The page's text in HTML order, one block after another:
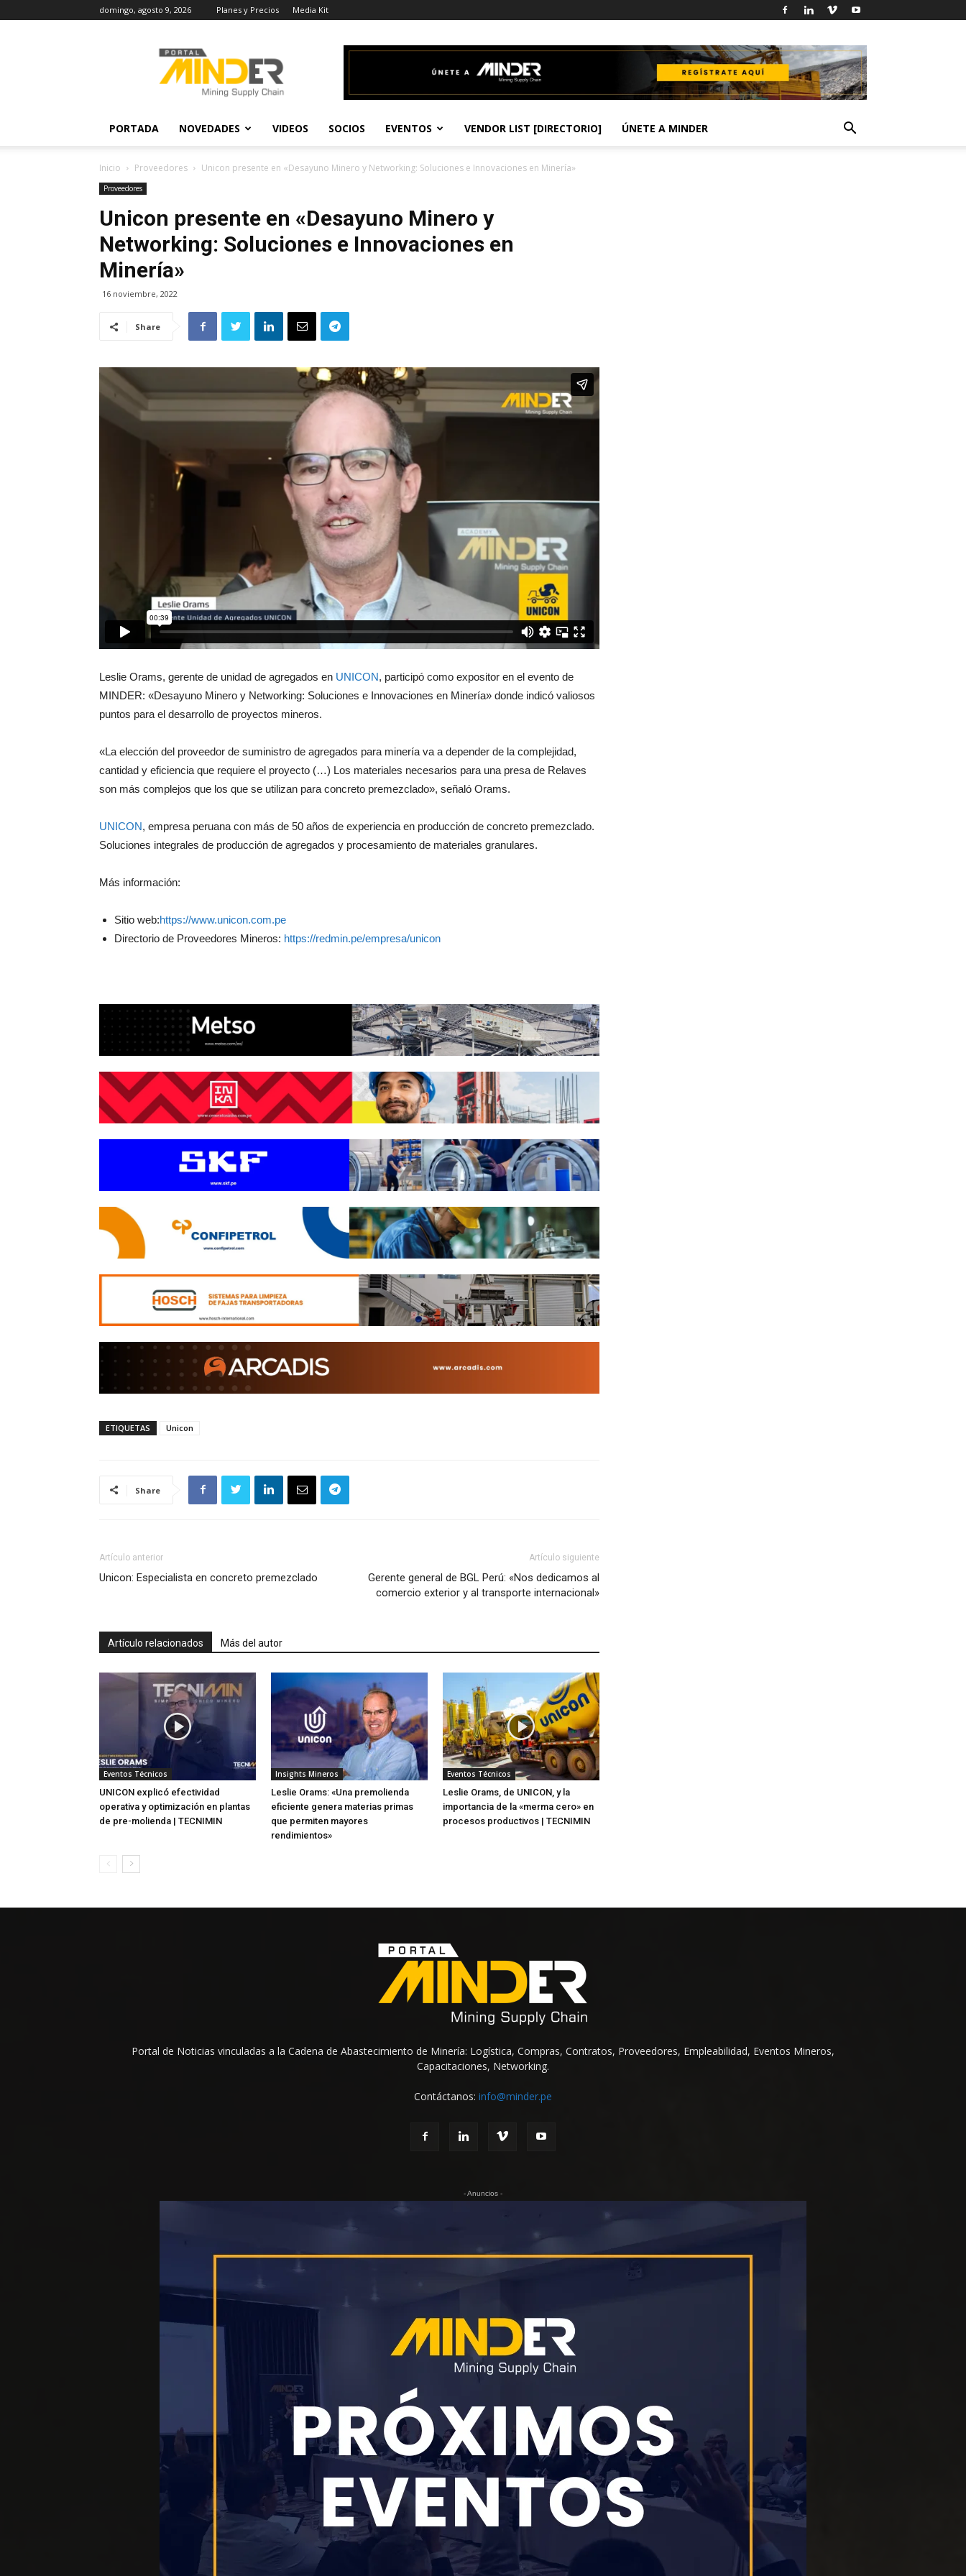
domingo, agosto 9, 2026 Planes y Precios Media Kit
Actualidad
Minera
PORTADA NOVEDADES VIDEOS SOCIOS EVENTOS VENDOR LIST [DIRECTORIO] ÚNETE A MINDER
Inicio Proveedores Unicon presente en «Desayuno Minero y Networking: Soluciones e Innovaciones en Minería»
Proveedores
Unicon presente en «Desayuno Minero y
Networking: Soluciones e Innovaciones en
Minería»
16 noviembre, 2022
Share
Leslie Orams, gerente de unidad de agregados en UNICON, participó como expositor en el evento de
MINDER: «Desayuno Minero y Networking: Soluciones e Innovaciones en Minería» donde indicó valiosos
puntos para el desarrollo de proyectos mineros.
«La elección del proveedor de suministro de agregados para minería va a depender de la complejidad,
cantidad y eficiencia que requiere el proyecto (…) Los materiales necesarios para una presa de Relaves
son más complejos que los que se utilizan para concreto premezclado», señaló Orams.
UNICON, empresa peruana con más de 50 años de experiencia en producción de concreto premezclado.
Soluciones integrales de producción de agregados y procesamiento de materiales granulares.
Más información:
Sitio web:https://www.unicon.com.pe
Directorio de Proveedores Mineros: https://redmin.pe/empresa/unicon
ETIQUETAS Unicon
Share
Artículo anterior
Unicon: Especialista en concreto premezclado
Artículo siguiente
Gerente general de BGL Perú: «Nos dedicamos al
comercio exterior y al transporte internacional»
Artículo relacionados Más del autor
Eventos Técnicos
UNICON explicó efectividad
operativa y optimización en plantas
de pre-molienda | TECNIMIN
Insights Mineros
Leslie Orams: «Una premolienda
eficiente genera materias primas
que permiten mayores
rendimientos»
Eventos Técnicos
Leslie Orams, de UNICON, y la
importancia de la «merma cero» en
procesos productivos | TECNIMIN
Portal de Noticias vinculadas a la Cadena de Abastecimiento de Minería: Logística, Compras, Contratos, Proveedores, Empleabilidad, Eventos Mineros,
Capacitaciones, Networking.
Contáctanos: info@minder.pe
- Anuncios -